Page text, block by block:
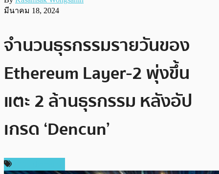
มีนาคม 18, 2024
จำนวนธุรกรรมรายวันของ
Ethereum Layer-2 พุ่งขึ้น
แตะ 2 ล้านธุรกรรม หลังอัป
เกรด ‘Dencun’